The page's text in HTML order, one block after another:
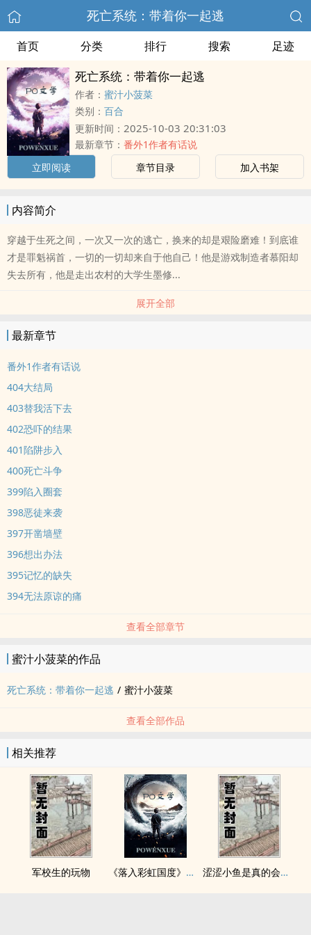
死亡系统：带着你一起逃
首页 分类 排行 搜索 足迹
死亡系统：带着你一起逃
作者： 蜜汁小菠菜
类别： 百合
更新时间： 2025-10-03 20:31:03
最新章节： 番外1作者有话说
立即阅读
章节目录 加入书架
内容简介
穿越于生死之间，一次又一次的逃亡，换来的却是艰险磨难！到底谁
才是罪魁祸首，一切的一切却来自于他自己！他是游戏制造者慕阳却
失去所有，他是走出农村的大学生墨修...
展开全部
最新章节
番外1作者有话说
404大结局
403替我活下去
402恐吓的结果
401陷阱步入
400死亡斗争
399陷入圈套
398恶徒来袭
397开凿墙壁
396想出办法
395记忆的缺失
394无法原谅的痛
查看全部章节
蜜汁小菠菜的作品
死亡系统：带着你一起逃 / 蜜汁小菠菜
查看全部作品
相关推荐
军校生的玩物 《落入彩虹国度》穿越+西幻+言情 涩涩小鱼是真的会被干透